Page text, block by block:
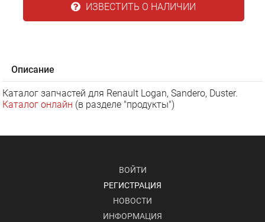
ИЗВЕСТИТЬ О НАЛИЧИИ
Описание
Каталог запчастей для Renault Logan, Sandero, Duster.
Каталог онлайн (в разделе "продукты")
ВОЙТИ
РЕГИСТРАЦИЯ
НОВОСТИ
ИНФОРМАЦИЯ